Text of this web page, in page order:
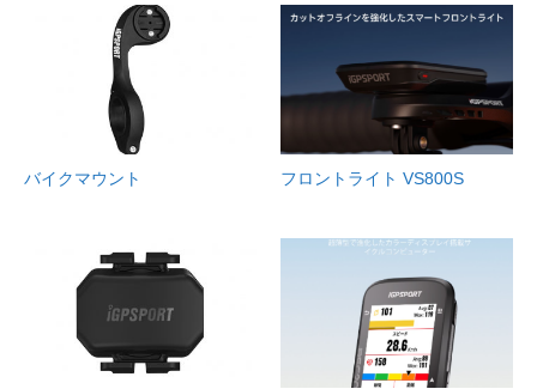
バイクマウント フロントライト VS800S